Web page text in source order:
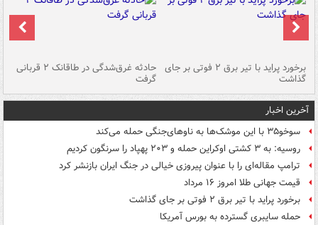
برخورد پراید با تیر برق ۲ فوتی بر جای
گذاشت
حادثه غرق‌شدگی در طاقانک ۲ قربانی
گرفت
آخرین اخبار
سوخو۳۵ با این موشک‌ها به ناوهای‌جنگی حمله می‌کند
روسیه: به ۳ کشتی اوکراین حمله و ۲۰۳ پهپاد را سرنگون کردیم
ترامپ مقاله‌ای را با عنوان پیروزی خیالی در جنگ ایران بازنشر کرد
قیمت جهانی طلا امروز ۱۶ مرداد
برخورد پراید با تیر برق ۲ فوتی بر جای گذاشت
حمله سایبری گسترده به بورس آمریکا